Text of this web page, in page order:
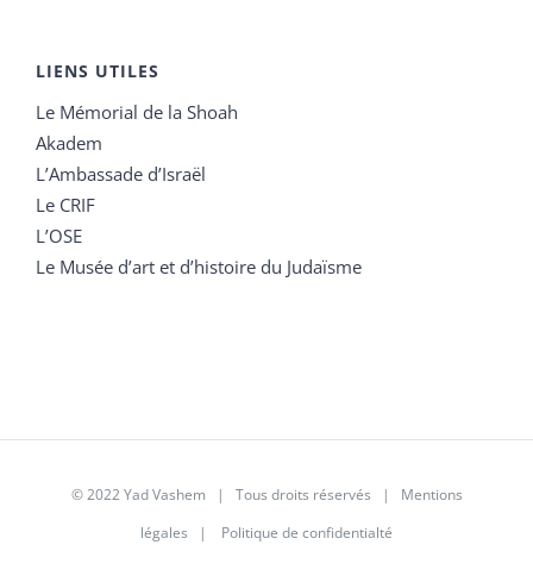
LIENS UTILES
Le Mémorial de la Shoah
Akadem
L’Ambassade d’Israël
Le CRIF
L’OSE
Le Musée d’art et d’histoire du Judaïsme
© 2022 Yad Vashem | Tous droits réservés | Mentions
légales | Politique de confidentialté